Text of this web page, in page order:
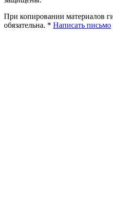
При копировании материалов
обязательна. * Написать письмо